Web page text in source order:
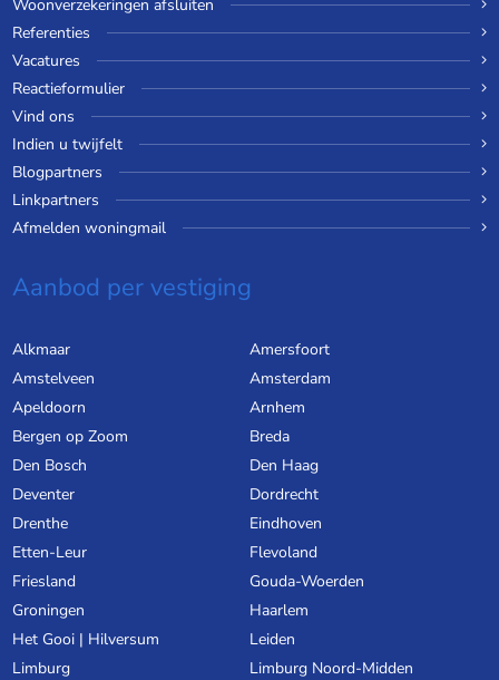
Woonverzekeringen afsluiten
Referenties
Vacatures
Reactieformulier
Vind ons
Indien u twijfelt
Blogpartners
Linkpartners
Afmelden woningmail
Aanbod per vestiging
Alkmaar
Amersfoort
Amstelveen
Amsterdam
Apeldoorn
Arnhem
Bergen op Zoom
Breda
Den Bosch
Den Haag
Deventer
Dordrecht
Drenthe
Eindhoven
Etten-Leur
Flevoland
Friesland
Gouda-Woerden
Groningen
Haarlem
Het Gooi | Hilversum
Leiden
Limburg
Limburg Noord-Midden